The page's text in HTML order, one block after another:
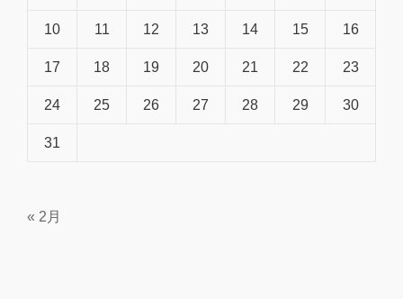
10 11 12 13 14 15 16
17 18 19 20 21 22 23
24 25 26 27 28 29 30
31
« 2月